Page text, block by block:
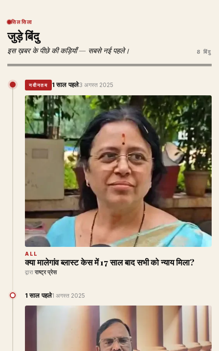
सिलसिला
जुड़े बिंदु
इस ख़बर के पीछे की कड़ियाँ — सबसे नई पहले। 8 बिंदु
नवीनतम 1 साल पहले3 अगस्त 2025
ALL
क्या मालेगांव ब्लास्ट केस में 17 साल बाद सभी को न्याय मिला?
द्वारा राष्ट्र प्रेस
1 साल पहले1 अगस्त 2025